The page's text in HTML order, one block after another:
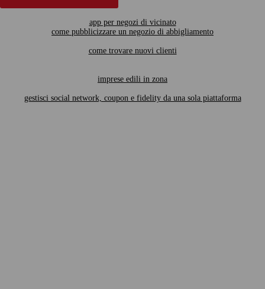
app per negozi di vicinato
come pubblicizzare un negozio di abbigliamento
come trovare nuovi clienti
imprese edili in zona
gestisci social network, coupon e fidelity da una sola piattaforma